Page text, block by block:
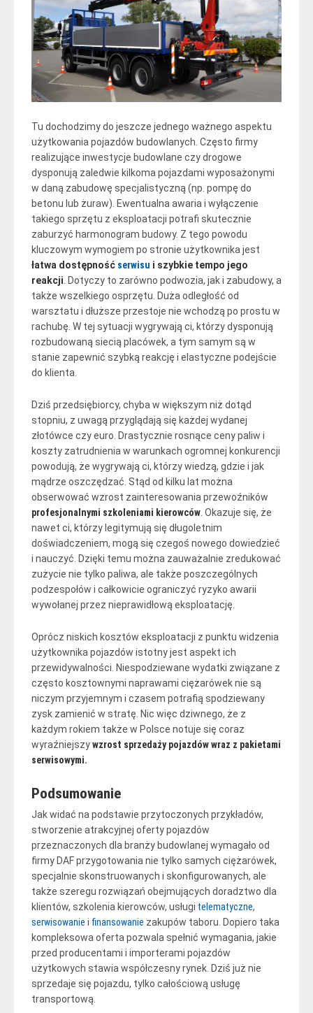
Tu dochodzimy do jeszcze jednego ważnego aspektu
użytkowania pojazdów budowlanych. Często firmy
realizujące inwestycje budowlane czy drogowe
dysponują zaledwie kilkoma pojazdami wyposażonymi
w daną zabudowę specjalistyczną (np. pompę do
betonu lub żuraw). Ewentualna awaria i wyłączenie
takiego sprzętu z eksploatacji potrafi skutecznie
zaburzyć harmonogram budowy. Z tego powodu
kluczowym wymogiem po stronie użytkownika jest
łatwa dostępność serwisu i szybkie tempo jego
reakcji . Dotyczy to zarówno podwozia, jak i zabudowy, a
także wszelkiego osprzętu. Duża odległość od
warsztatu i dłuższe przestoje nie wchodzą po prostu w
rachubę. W tej sytuacji wygrywają ci, którzy dysponują
rozbudowaną siecią placówek, a tym samym są w
stanie zapewnić szybką reakcję i elastyczne podejście
do klienta.
Dziś przedsiębiorcy, chyba w większym niż dotąd
stopniu, z uwagą przyglądają się każdej wydanej
złotówce czy euro. Drastycznie rosnące ceny paliw i
koszty zatrudnienia w warunkach ogromnej konkurencji
powodują, że wygrywają ci, którzy wiedzą, gdzie i jak
mądrze oszczędzać. Stąd od kilku lat można
obserwować wzrost zainteresowania przewoźników
profesjonalnymi szkoleniami kierowców . Okazuje się, że
nawet ci, którzy legitymują się długoletnim
doświadczeniem, mogą się czegoś nowego dowiedzieć
i nauczyć. Dzięki temu można zauważalnie zredukować
zużycie nie tylko paliwa, ale także poszczególnych
podzespołów i całkowicie ograniczyć ryzyko awarii
wywołanej przez nieprawidłową eksploatację.
Oprócz niskich kosztów eksploatacji z punktu widzenia
użytkownika pojazdów istotny jest aspekt ich
przewidywalności. Niespodziewane wydatki związane z
często kosztownymi naprawami ciężarówek nie są
niczym przyjemnym i czasem potrafią spodziewany
zysk zamienić w stratę. Nic więc dziwnego, że z
każdym rokiem także w Polsce notuje się coraz
wyraźniejszywzrost sprzedaży pojazdów wraz z pakietami
serwisowymi.
Podsumowanie
Jak widać na podstawie przytoczonych przykładów,
stworzenie atrakcyjnej oferty pojazdów
przeznaczonych dla branży budowlanej wymagało od
firmy DAF przygotowania nie tylko samych ciężarówek,
specjalnie skonstruowanych i skonfigurowanych, ale
także szeregu rozwiązań obejmujących doradztwo dla
klientów, szkolenia kierowców, usługi telematyczne,
serwisowanie i finansowanie zakupów taboru. Dopiero taka
kompleksowa oferta pozwala spełnić wymagania, jakie
przed producentami i importerami pojazdów
użytkowych stawia współczesny rynek. Dziś już nie
sprzedaje się pojazdu, tylko całościową usługę
transportową.